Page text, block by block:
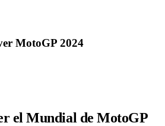
MotoGP 2024
el Mundial de MotoGP